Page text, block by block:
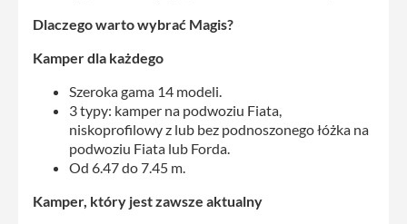
Dlaczego warto wybrać Magis?
Kamper dla każdego
Szeroka gama 14 modeli.
3 typy: kamper na podwoziu Fiata,
niskoprofilowy z lub bez podnoszonego łóżka na
podwoziu Fiata lub Forda.
Od 6.47 do 7.45 m.
Kamper, który jest zawsze aktualny